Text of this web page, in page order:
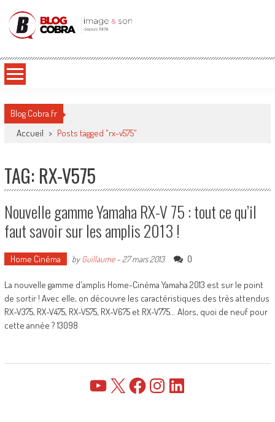
Blog Cobra
Blog Cobra.fr
Accueil > Posts tagged "rx-v575"
TAG: RX-V575
Nouvelle gamme Yamaha RX-V 75 : tout ce qu’il
faut savoir sur les amplis 2013 !
Home Cinéma byGuillaume- 27 mars 2013 0
La nouvelle gamme d'amplis Home-Cinéma Yamaha 2013 est sur le point
de sortir ! Avec elle, on découvre les caractéristiques des très attendus
RX-V375, RX-V475, RX-V575, RX-V675 et RX-V775... Alors, quoi de neuf pour
cette année ? 13098
YouTube FacebookInstagramLinkedIn